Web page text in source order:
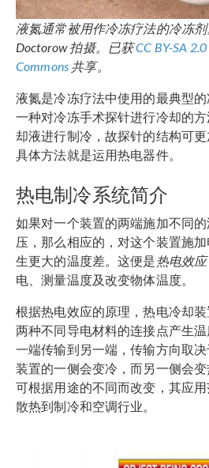
液氮通常被用作冷冻疗法的冷冻
Doctorow 拍摄。已获CC BY-SA 2.0
Commons 共享。
液氮是冷冻疗法中使用的最典型
一种对冷冻手术探针进行冷却的
却液进行制冷，故探针的结构可更
具体方法就是运用热电器件。
热电制冷系统简介
如果对一个装置的两端施加不同
压，那么相应的，对这个装置施
生更大的温度差。这便是 热电效应
电、测量温度及改变物体温度。
根据热电效应的原理，热电冷却
两种不同导电材料的连接点产生
一端传输到另一端，传输方向取决
装置的一侧会变冷，而另一侧会
可根据用途的不同而改变，其应
散热到制冷和空调行业。